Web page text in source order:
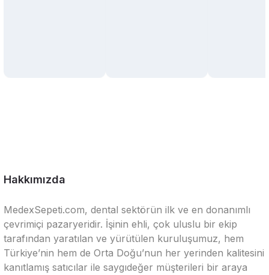
Hakkımızda
MedexSepeti.com, dental sektörün ilk ve en donanımlı
çevrimiçi pazaryeridir. İşinin ehli, çok uluslu bir ekip
tarafından yaratılan ve yürütülen kuruluşumuz, hem
Türkiye’nin hem de Orta Doğu’nun her yerinden kalitesini
kanıtlamış satıcılar ile saygıdeğer müşterileri bir araya